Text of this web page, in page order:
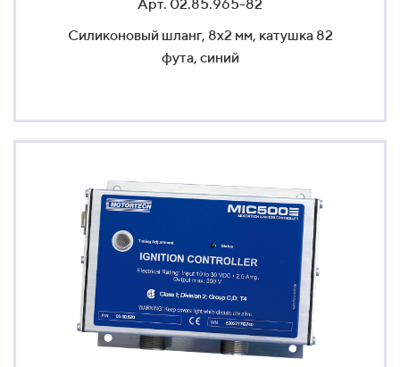
Арт. 02.85.965-82
Силиконовый шланг, 8x2 мм, катушка 82
фута, синий